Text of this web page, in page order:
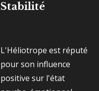
Stabilité
L'Héliotrope est réputé
pour son influence
positive sur l'état